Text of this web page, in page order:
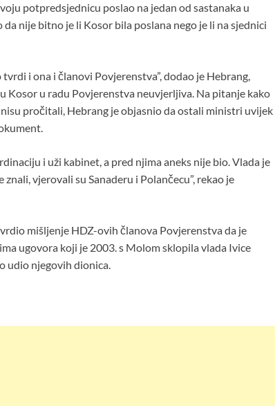
potpredsjednicu poslao na jedan od sastanaka u
nije bitno je li Kosor bila poslana nego je li na sjednici
i ona i članovi Povjerenstva”, dodao je Hebrang,
Kosor u radu Povjerenstva neuvjerljiva. Na pitanje kako
pročitali, Hebrang je objasnio da ostali ministri uvijek
i uži kabinet, a pred njima aneks nije bio. Vlada je
vjerovali su Sanaderu i Polančecu”, rekao je
mišljenje HDZ-ovih članova Povjerenstva da je
ugovora koji je 2003. s Molom sklopila vlada Ivice
udio njegovih dionica.